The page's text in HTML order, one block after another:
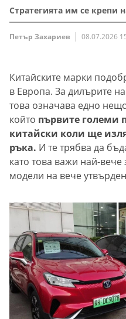
Стратегията им се крепи
Петър Захариев 08.07.2026
Китайските марки
в Европа. За дилърите
това означава едно
който първите големи
китайски коли ще
ръка. И те трябва да
като това важи най-вече
модели на вече